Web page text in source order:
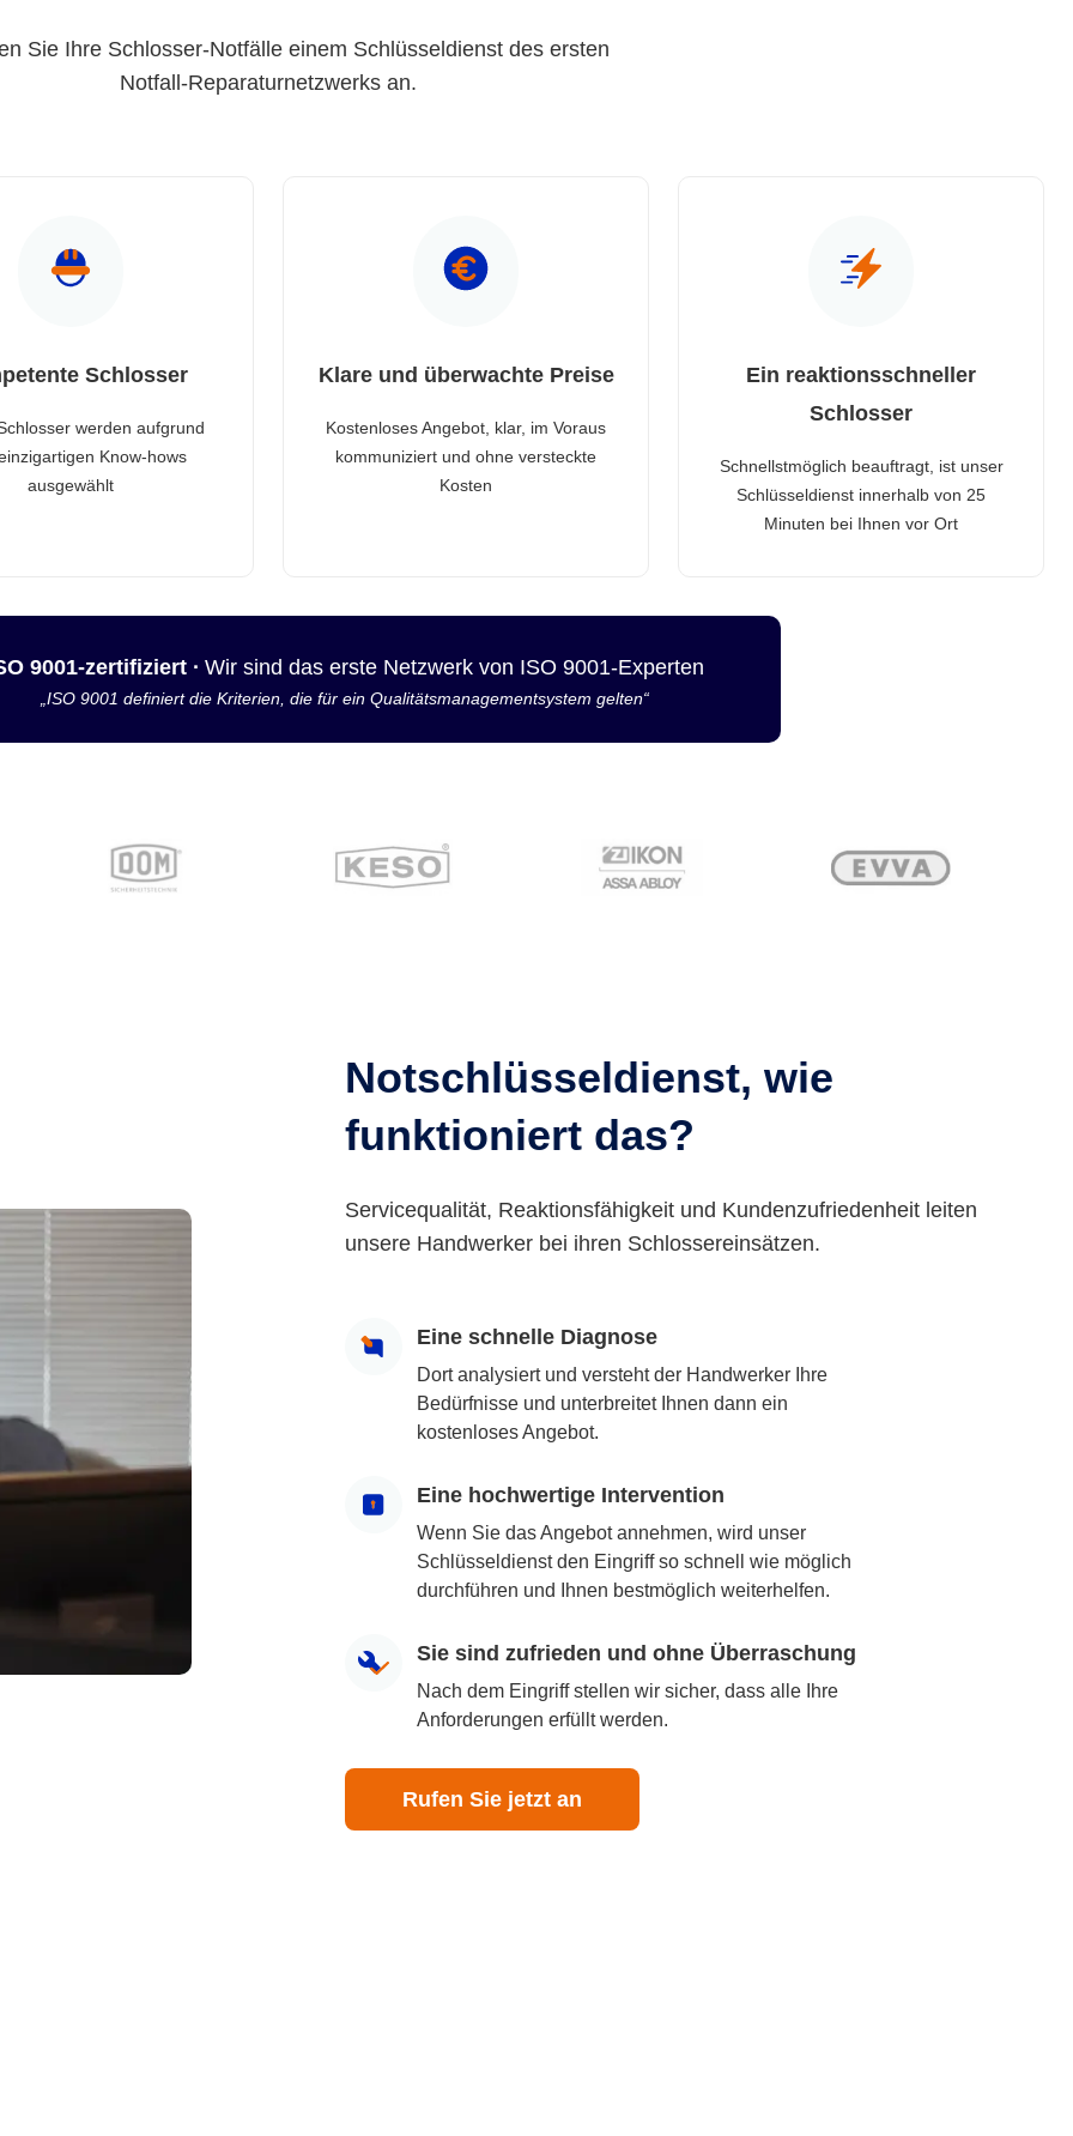
Sie Ihre Schlosser-Notfälle einem Schlüsseldienst des ersten
Notfall-Reparaturnetzwerks an.
Schlosser
werden aufgrund
Know-hows
ausgewählt
Klare und überwachte Preise
Kostenloses Angebot, klar, im Voraus
kommuniziert und ohne versteckte
Kosten
Ein reaktionsschneller
Schlosser
Schnellstmöglich beauftragt, ist unser
Schlüsseldienst innerhalb von 25
Minuten bei Ihnen vor Ort
9001-zertifiziert · Wir sind das erste Netzwerk von ISO 9001-Experten
„ISO 9001 definiert die Kriterien, die für ein Qualitätsmanagementsystem gelten“
Notschlüsseldienst, wie
funktioniert das?
Servicequalität, Reaktionsfähigkeit und Kundenzufriedenheit leiten
unsere Handwerker bei ihren Schlossereinsätzen.
Eine schnelle Diagnose
Dort analysiert und versteht der Handwerker Ihre
Bedürfnisse und unterbreitet Ihnen dann ein
kostenloses Angebot.
Eine hochwertige Intervention
Wenn Sie das Angebot annehmen, wird unser
Schlüsseldienst den Eingriff so schnell wie möglich
durchführen und Ihnen bestmöglich weiterhelfen.
Sie sind zufrieden und ohne Überraschung
Nach dem Eingriff stellen wir sicher, dass alle Ihre
Anforderungen erfüllt werden.
Rufen Sie jetzt an